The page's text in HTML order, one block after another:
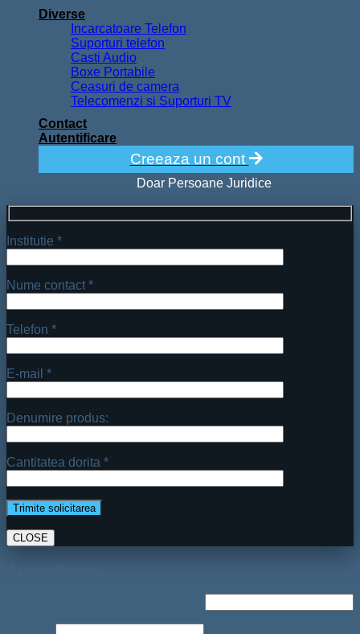
Diverse
Incarcatoare Telefon
Suporturi telefon
Casti Audio
Boxe Portabile
Ceasuri de camera
Telecomenzi si Suporturi TV
Contact
Autentificare
Creeaza un cont
Doar Persoane Juridice
Institutie *
Nume contact *
Telefon *
E-mail *
Denumire produs:
Cantitatea dorita *
CLOSE